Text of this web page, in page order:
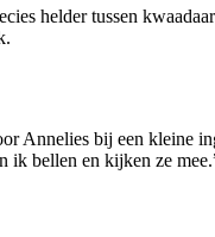
helder tussen
bij een kleine
ik bellen en kijken ze